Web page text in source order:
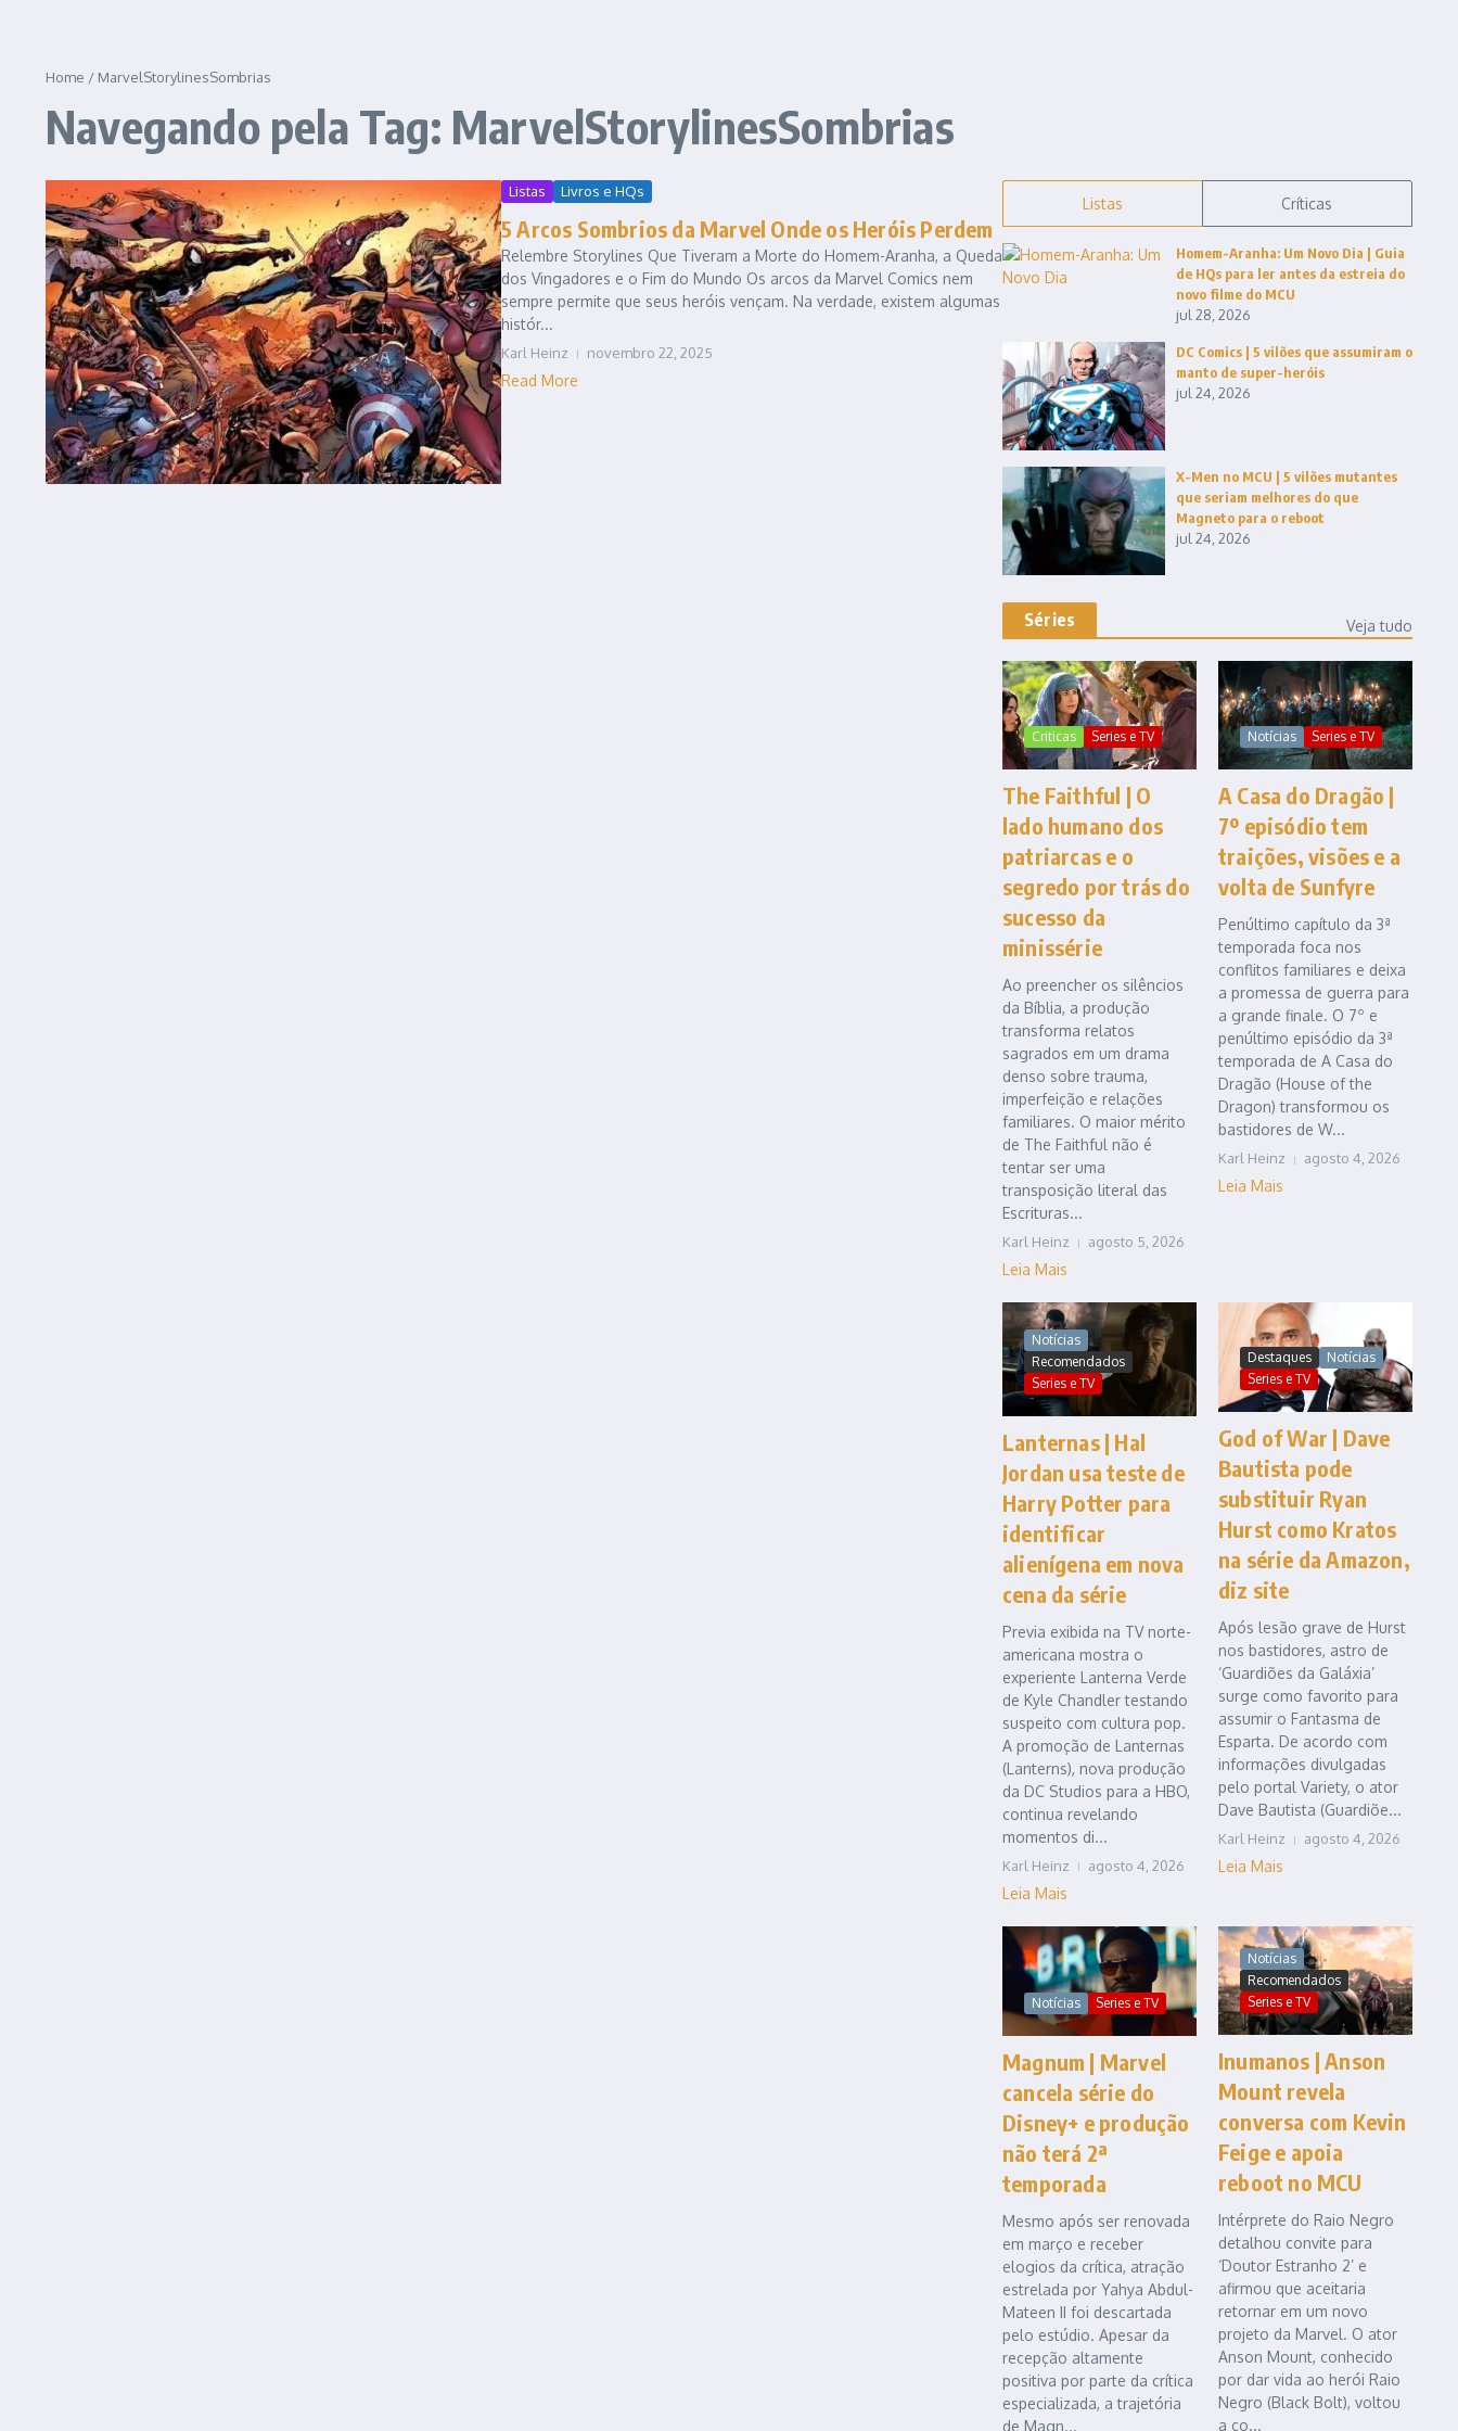
Home / MarvelStorylinesSombrias
Navegando pela Tag: MarvelStorylinesSombrias
Listas Livros e HQs
5 Arcos Sombrios da Marvel Onde os Heróis Perdem
Relembre Storylines Que Tiveram a Morte do Homem-Aranha, a Queda
dos Vingadores e o Fim do Mundo Os arcos da Marvel Comics nem
sempre permite que seus heróis vençam. Na verdade, existem algumas
histór...
Karl Heinz novembro 22, 2025
Read More
Listas Críticas
Homem-Aranha: Um Novo Dia | Guia
de HQs para ler antes da estreia do
novo filme do MCU
jul 28, 2026
DC Comics | 5 vilões que assumiram o
manto de super-heróis
jul 24, 2026
X-Men no MCU | 5 vilões mutantes
que seriam melhores do que
Magneto para o reboot
jul 24, 2026
Séries Veja tudo
Criticas Series e TV
The Faithful | O
lado humano dos
patriarcas e o
segredo por trás do
sucesso da
minissérie
Ao preencher os silêncios
da Bíblia, a produção
transforma relatos
sagrados em um drama
denso sobre trauma,
imperfeição e relações
familiares. O maior mérito
de The Faithful não é
tentar ser uma
transposição literal das
Escrituras...
Karl Heinz agosto 5, 2026
Leia Mais
Notícias Series e TV
A Casa do Dragão |
7º episódio tem
traições, visões e a
volta de Sunfyre
Penúltimo capítulo da 3ª
temporada foca nos
conflitos familiares e deixa
a promessa de guerra para
a grande finale. O 7º e
penúltimo episódio da 3ª
temporada de A Casa do
Dragão (House of the
Dragon) transformou os
bastidores de W...
Karl Heinz agosto 4, 2026
Leia Mais
Notícias
Recomendados
Series e TV
Lanternas | Hal
Jordan usa teste de
Harry Potter para
identificar
alienígena em nova
cena da série
Previa exibida na TV norte-
americana mostra o
experiente Lanterna Verde
de Kyle Chandler testando
suspeito com cultura pop.
A promoção de Lanternas
(Lanterns), nova produção
da DC Studios para a HBO,
continua revelando
momentos di...
Karl Heinz agosto 4, 2026
Leia Mais
Destaques
Notícias
Series e TV
God of War | Dave
Bautista pode
substituir Ryan
Hurst como Kratos
na série da Amazon,
diz site
Após lesão grave de Hurst
nos bastidores, astro de
‘Guardiões da Galáxia’
surge como favorito para
assumir o Fantasma de
Esparta. De acordo com
informações divulgadas
pelo portal Variety, o ator
Dave Bautista (Guardiõe...
Karl Heinz agosto 4, 2026
Leia Mais
Notícias Series e TV
Magnum | Marvel
cancela série do
Disney+ e produção
não terá 2ª
temporada
Mesmo após ser renovada
em março e receber
elogios da crítica, atração
estrelada por Yahya Abdul-
Mateen II foi descartada
pelo estúdio. Apesar da
recepção altamente
positiva por parte da crítica
especializada, a trajetória
de Magn...
Notícias
Recomendados
Series e TV
Inumanos | Anson
Mount revela
conversa com Kevin
Feige e apoia
reboot no MCU
Intérprete do Raio Negro
detalhou convite para
‘Doutor Estranho 2’ e
afirmou que aceitaria
retornar em um novo
projeto da Marvel. O ator
Anson Mount, conhecido
por dar vida ao herói Raio
Negro (Black Bolt), voltou
a co...